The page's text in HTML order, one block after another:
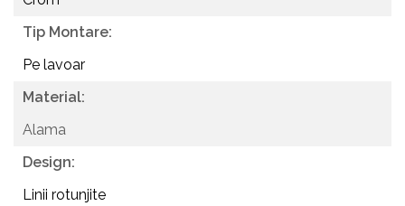
Tip Montare:
Pe lavoar
Material:
Alama
Design:
Linii rotunjite